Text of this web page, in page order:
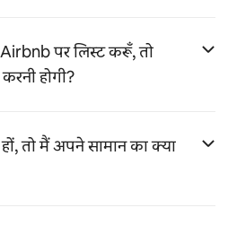
पर लिस्ट करूँ, तो
होगी?
तो मैं अपने सामान का क्या